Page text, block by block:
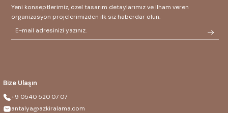
Bize Ulaşın
+9 0540 520 07 07
antalya@azkiralama.com
Yeni konseptlerimiz, özel tasarım detaylarımız ve ilham veren
organizasyon projelerimizden ilk siz haberdar olun.